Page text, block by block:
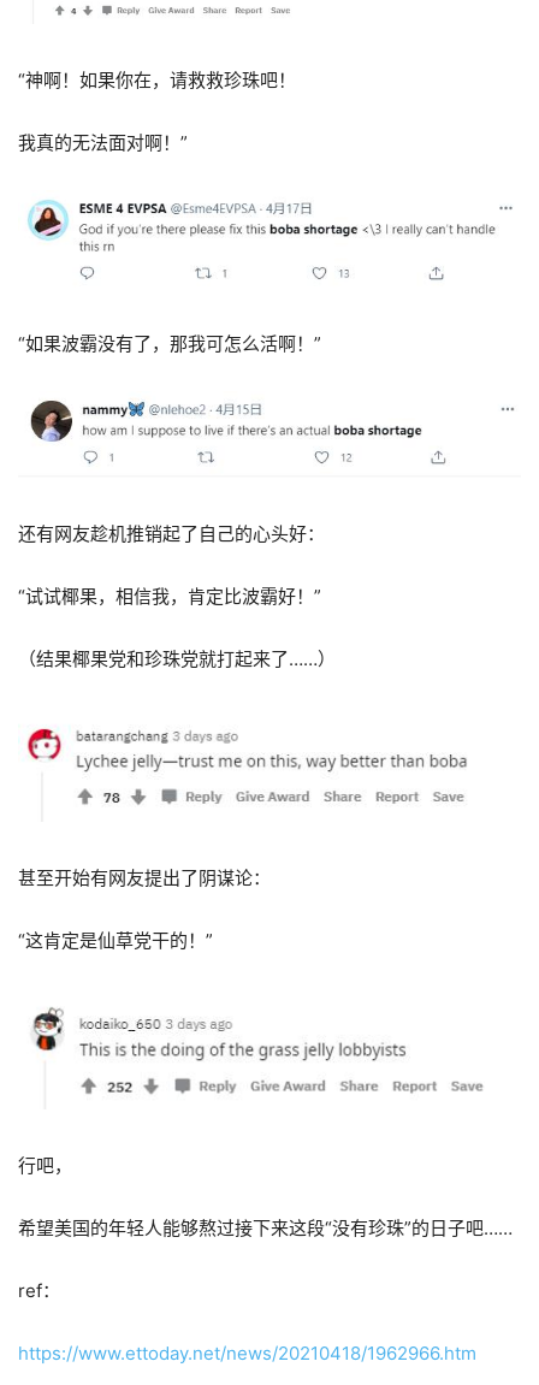
“神啊！如果你在，请救救珍珠吧！
我真的无法面对啊！”
“如果波霸没有了，那我可怎么活啊！”
还有网友趁机推销起了自己的心头好：
“试试椰果，相信我，肯定比波霸好！”
（结果椰果党和珍珠党就打起来了……）
甚至开始有网友提出了阴谋论：
“这肯定是仙草党干的！”
行吧，
希望美国的年轻人能够熬过接下来这段“没有珍珠”的日子吧……
ref：
https://www.ettoday.net/news/20210418/1962966.htm